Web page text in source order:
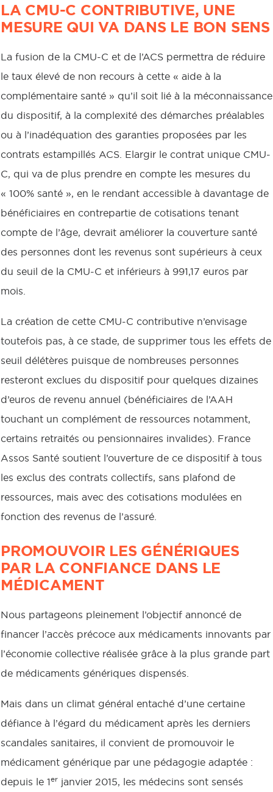
LA CMU-C CONTRIBUTIVE, UNE
MESURE QUI VA DANS LE BON SENS
La fusion de la CMU-C et de l’ACS permettra de réduire
le taux élevé de non recours à cette « aide à la
complémentaire santé » qu’il soit lié à la méconnaissance
du dispositif, à la complexité des démarches préalables
ou à l’inadéquation des garanties proposées par les
contrats estampillés ACS. Elargir le contrat unique CMU-
C, qui va de plus prendre en compte les mesures du
« 100% santé », en le rendant accessible à davantage de
bénéficiaires en contrepartie de cotisations tenant
compte de l’âge, devrait améliorer la couverture santé
des personnes dont les revenus sont supérieurs à ceux
du seuil de la CMU-C et inférieurs à 991,17 euros par
mois.
La création de cette CMU-C contributive n’envisage
toutefois pas, à ce stade, de supprimer tous les effets de
seuil délétères puisque de nombreuses personnes
resteront exclues du dispositif pour quelques dizaines
d’euros de revenu annuel (bénéficiaires de l’AAH
touchant un complément de ressources notamment,
certains retraités ou pensionnaires invalides). France
Assos Santé soutient l’ouverture de ce dispositif à tous
les exclus des contrats collectifs, sans plafond de
ressources, mais avec des cotisations modulées en
fonction des revenus de l’assuré.
PROMOUVOIR LES GÉNÉRIQUES
PAR LA CONFIANCE DANS LE
MÉDICAMENT
Nous partageons pleinement l’objectif annoncé de
financer l’accès précoce aux médicaments innovants par
l’économie collective réalisée grâce à la plus grande part
de médicaments génériques dispensés.
Mais dans un climat général entaché d’une certaine
défiance à l’égard du médicament après les derniers
scandales sanitaires, il convient de promouvoir le
médicament générique par une pédagogie adaptée :
depuis le 1er janvier 2015, les médecins sont sensés